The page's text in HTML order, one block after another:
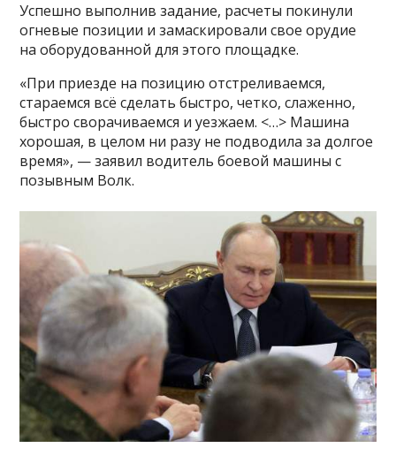
Успешно выполнив задание, расчеты покинули
огневые позиции и замаскировали свое орудие
на оборудованной для этого площадке.
«При приезде на позицию отстреливаемся,
стараемся всё сделать быстро, четко, слаженно,
быстро сворачиваемся и уезжаем. <…> Машина
хорошая, в целом ни разу не подводила за долгое
время», — заявил водитель боевой машины с
позывным Волк.